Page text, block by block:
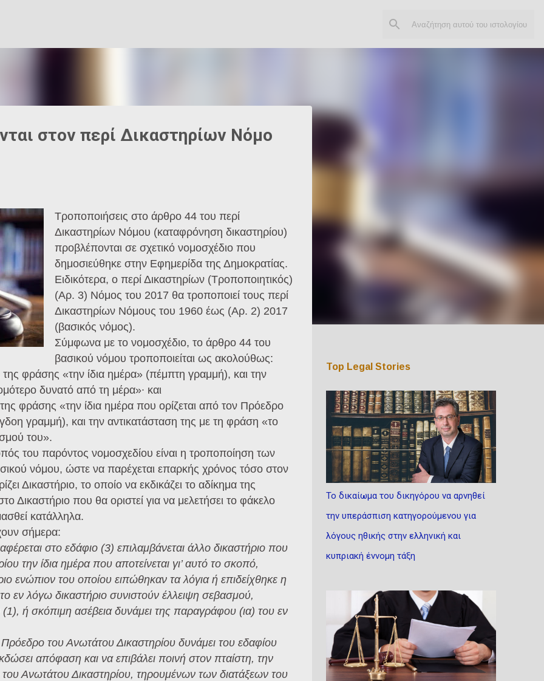
στον περί Δικαστηρίων Νόμο
Tροποποιήσεις στο άρθρο 44 του περί
Δικαστηρίων Νόμου (καταφρόνηση δικαστηρίου)
προβλέπονται σε σχετικό νομοσχέδιο που
δημοσιεύθηκε στην Εφημερίδα της Δημοκρατίας.
Ειδικότερα, ο περί Δικαστηρίων (Τροποποιητικός)
(Αρ. 3) Νόμος του 2017 θα τροποποιεί τους περί
Δικαστηρίων Νόμους του 1960 έως (Αρ. 2) 2017
(βασικός νόμος).
Σύμφωνα με το νομοσχέδιο, το άρθρο 44 του
βασικού νόμου τροποποιείται ως ακολούθως:
φράσης «την ίδια ημέρα» (πέμπτη γραμμή), και την
δυνατό από τη μέρα»∙ και
φράσης «την ίδια ημέρα που ορίζεται από τον Πρόεδρο
γραμμή), και την αντικατάσταση της με τη φράση «το
του».
του παρόντος νομοσχεδίου είναι η τροποποίηση των
νόμου, ώστε να παρέχεται επαρκής χρόνος τόσο στον
Δικαστήριο, το οποίο να εκδικάζει το αδίκημα της
Δικαστήριο που θα οριστεί για να μελετήσει το φάκελο
κατάλληλα.
σήμερα:
στο εδάφιο (3) επιλαμβάνεται άλλο δικαστήριο που
την ίδια ημέρα που αποτείνεται γι’ αυτό το σκοπό,
ενώπιον του οποίου ειπώθηκαν τα λόγια ή επιδείχθηκε η
εν λόγω δικαστήριο συνιστούν έλλειψη σεβασμού,
ή σκόπιμη ασέβεια δυνάμει της παραγράφου (ια) του εν
του Ανωτάτου Δικαστηρίου δυνάμει του εδαφίου
απόφαση και να επιβάλει ποινή στον πταίστη, την
Ανωτάτου Δικαστηρίου, τηρουμένων των διατάξεων του
Top Legal Stories
Το δικαίωμα του δικηγόρου να αρνηθεί
την υπεράσπιση κατηγορούμενου για
λόγους ηθικής στην ελληνική και
κυπριακή έννομη τάξη